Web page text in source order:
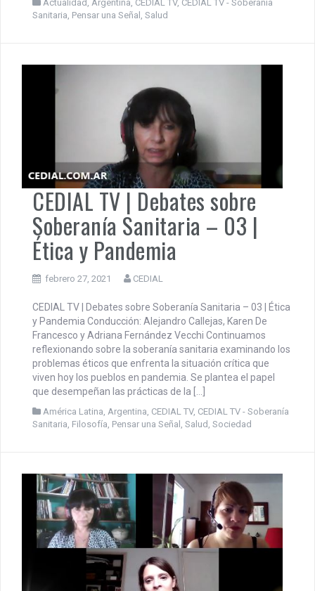
Actualidad , Argentina, CEDIAL TV, CEDIAL TV - Soberanía
Sanitaria, Pensar una Señal , Salud
CEDIAL TV | Debates sobre
Soberanía Sanitaria – 03 |
Ética y Pandemia
febrero 27, 2021 CEDIAL
CEDIAL TV | Debates sobre Soberanía Sanitaria – 03 | Ética
y Pandemia Conducción: Alejandro Callejas, Karen De
Francesco y Adriana Fernández Vecchi Continuamos
reflexionando sobre la soberanía sanitaria examinando los
problemas éticos que enfrenta la situación crítica que
viven hoy los pueblos en pandemia. Se plantea el papel
que desempeñan las prácticas de la […]
América Latina, Argentina, CEDIAL TV, CEDIAL TV - Soberanía
Sanitaria, Filosofía, Pensar una Señal , Salud , Sociedad